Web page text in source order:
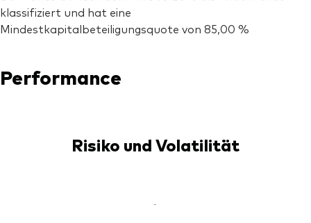
klassifiziert und hat eine
Mindestkapitalbeteiligungsquote von 85,00 %
Performance
Risiko und Volatilität
-